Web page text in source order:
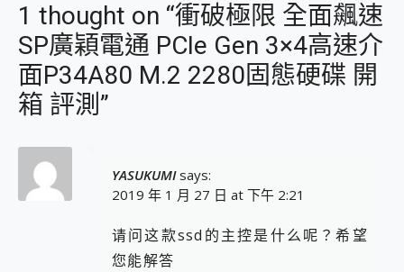
1 thought on “衝破極限 全面飆速
SP廣穎電通 PCIe Gen 3×4高速介
面P34A80 M.2 2280固態硬碟 開
箱 評測”
YASUKUMI says:
2019 年 1 月 27 日 at 下午 2:21
请问这款ssd的主控是什么呢？希望
您能解答